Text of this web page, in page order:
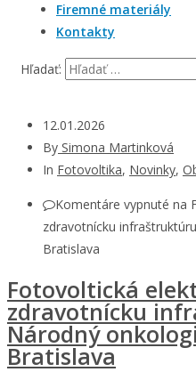
Firemné materiály
Kontakty
Hľadať:
12.01.2026
By Simona Martinková
In Fotovoltika, Novinky,
Komentáre vypnuté na
zdravotnícku
Bratislava
Fotovoltická
zdravotnícku
Národný
Bratislava